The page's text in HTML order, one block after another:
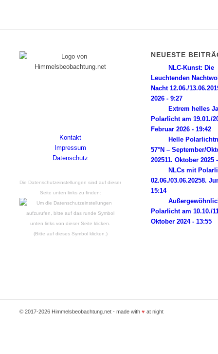
Kontakt
Impressum
Datenschutz
Die Datenschutzeinstellungen sind auf dieser
Seite unten links zu finden:
(Bitte auf dieses Symbol klicken.)
NEUESTE
NLC-Kunst: Die
Leuchtenden
Nacht 12.06./
2026 - 9:27
Extrem helles
Polarlicht am 19.01./
Februar 2026 - 19:42
Helle
57°N – September/
202511. Oktober 2025
NLCs mit
02.06./03.06.20258.
15:14
Polarlicht am 10.10./
Oktober 2024 - 13:55
© 2017-2026 Himmelsbeobachtung.net - made with ♥ at night